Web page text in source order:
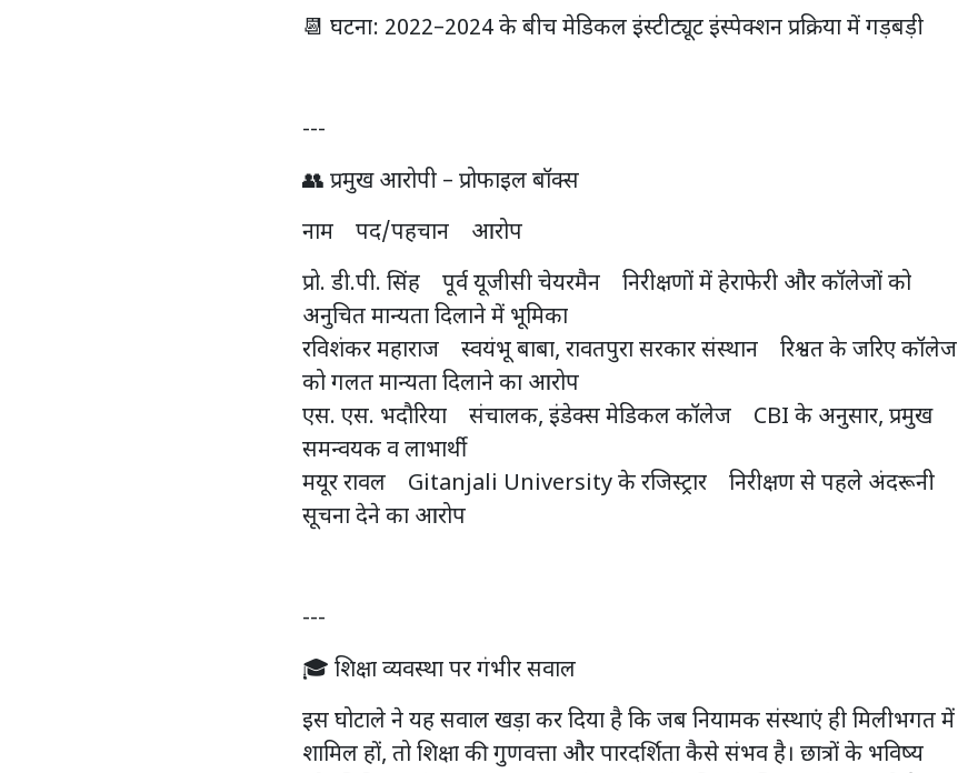
📆 घटना: 2022–2024 के बीच मेडिकल इंस्टीट्यूट इंस्पेक्शन प्रक्रिया में गड़बड़ी
---
👥 प्रमुख आरोपी – प्रोफाइल बॉक्स
नाम पद/पहचान आरोप
प्रो. डी.पी. सिंह पूर्व यूजीसी चेयरमैन निरीक्षणों में हेराफेरी और कॉलेजों को
अनुचित मान्यता दिलाने में भूमिका
रविशंकर महाराज स्वयंभू बाबा, रावतपुरा सरकार संस्थान रिश्वत के जरिए कॉलेज
को गलत मान्यता दिलाने का आरोप
एस. एस. भदौरिया संचालक, इंडेक्स मेडिकल कॉलेज CBI के अनुसार, प्रमुख
समन्वयक व लाभार्थी
मयूर रावल Gitanjali University के रजिस्ट्रार निरीक्षण से पहले अंदरूनी
सूचना देने का आरोप
---
🎓 शिक्षा व्यवस्था पर गंभीर सवाल
इस घोटाले ने यह सवाल खड़ा कर दिया है कि जब नियामक संस्थाएं ही मिलीभगत में
शामिल हों, तो शिक्षा की गुणवत्ता और पारदर्शिता कैसे संभव है। छात्रों के भविष्य